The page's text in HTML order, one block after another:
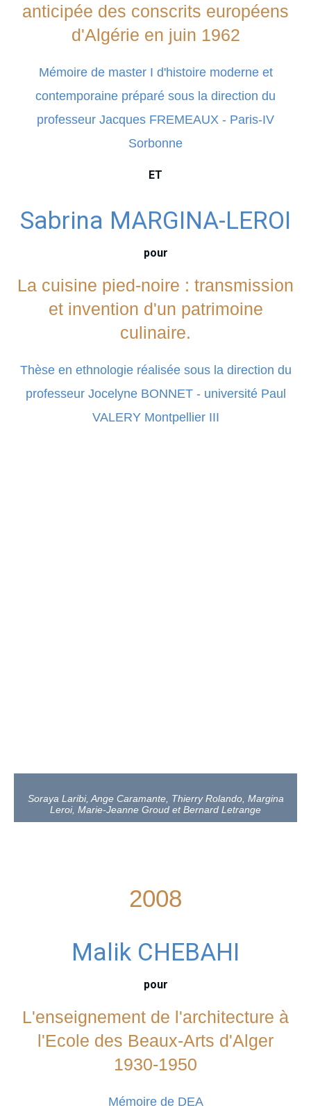
anticipée des conscrits européens
d'Algérie en juin 1962
Mémoire de master I d'histoire moderne et
contemporaine préparé sous la direction du
professeur Jacques FREMEAUX - Paris-IV
Sorbonne
ET
Sabrina MARGINA-LEROI
pour
La cuisine pied-noire : transmission
et invention d'un patrimoine
culinaire.
Thèse en ethnologie réalisée sous la direction du
professeur Jocelyne BONNET - université Paul
VALERY Montpellier III
Soraya Laribi, Ange Caramante, Thierry Rolando, Margina
Leroi, Marie-Jeanne Groud et Bernard Letrange
2008
Malik CHEBAHI
pour
L'enseignement de l'architecture à
l'Ecole des Beaux-Arts d'Alger
1930-1950
Mémoire de DEA